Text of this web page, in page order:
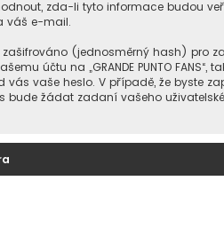
zda-li tyto informace budou
váš e-mail.
zašifrováno (jednosměrný hash) pro
účtu na „GRANDE PUNTO
vás vaše heslo. V případě, že byste
bude žádat zadaní vašeho